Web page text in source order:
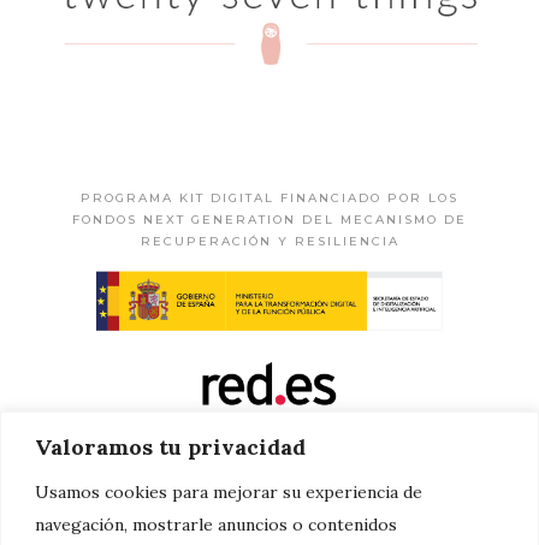
Valoramos tu privacidad
Usamos cookies para mejorar su experiencia de
navegación, mostrarle anuncios o contenidos
PROGRAMA KIT DIGITAL FINANCIADO POR LOS
FONDOS NEXT GENERATION DEL MECANISMO DE
RECUPERACIÓN Y RESILIENCIA